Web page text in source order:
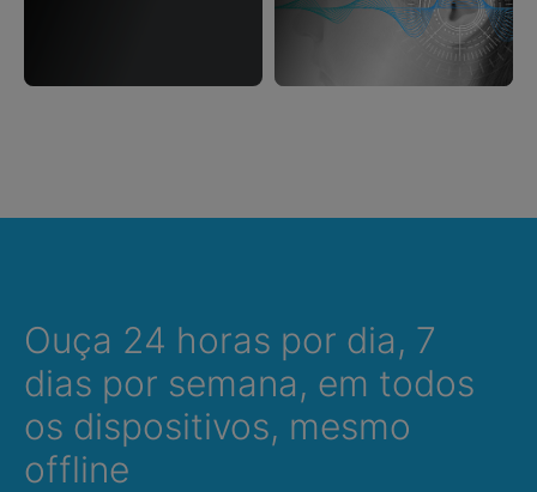
Ouça 24 horas por dia, 7
dias por semana, em todos
os dispositivos, mesmo
offline